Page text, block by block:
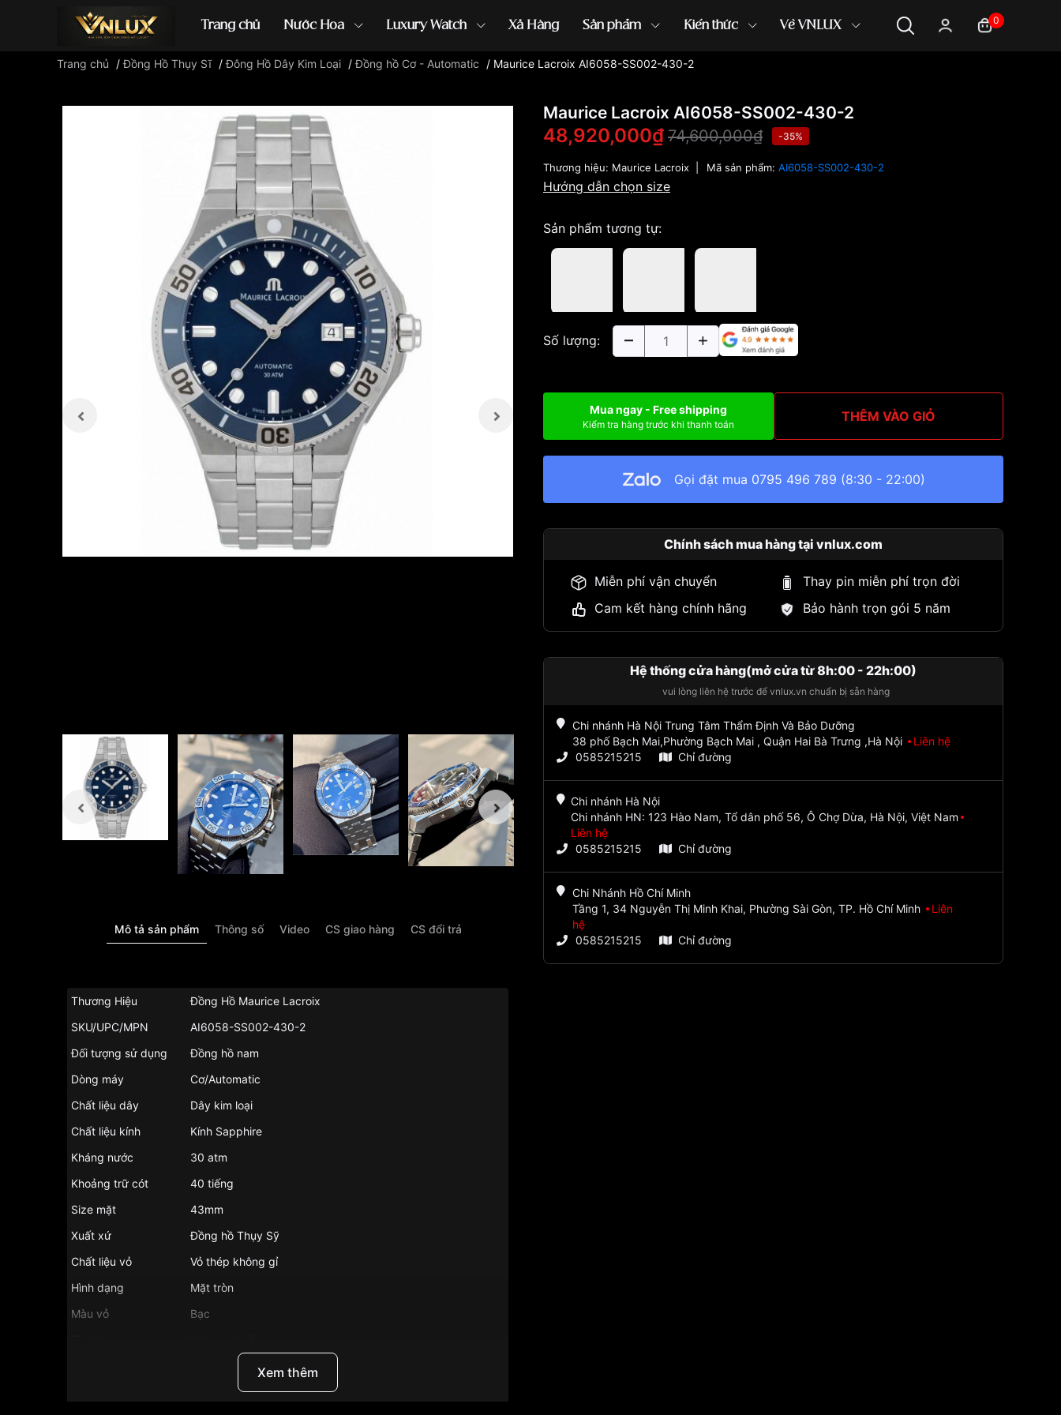
Trang chủ Nước Hoa Luxury Watch Xả Hàng Sản phẩm Kiến thức Về VNLUX 0
Đồng hồ casio đồng hồ G-Shock đồng hồ Orient ...
Trang chủ /Đồng Hồ Thụy Sĩ /Đông Hồ Dây Kim Loại /Đồng hồ Cơ - Automatic / Maurice Lacroix AI6058-SS002-430-2
Mô tả sản phẩm Thông số Video CS giao hàng CS đổi trả
Thương Hiệu
Đồng Hồ Maurice Lacroix
SKU/UPC/MPN
AI6058-SS002-430-2
Đối tượng sử dụng
Đồng hồ nam
Dòng máy
Cơ/Automatic
Chất liệu dây
Dây kim loại
Chất liệu kính
Kính Sapphire
Kháng nước
30 atm
Khoảng trữ cót
40 tiếng
Size mặt
43mm
Xuất xứ
Đồng hồ Thụy Sỹ
Chất liệu vỏ
Vỏ thép không gỉ
Hình dạng
Mặt tròn
Màu vỏ
Bạc
Dạ quang, Lịch ngày
Xem thêm
Maurice Lacroix AI6058-SS002-430-2
48,920,000₫ 74,600,000₫ -35%
Thương hiệu: Maurice Lacroix Mã sản phẩm: AI6058-SS002-430-2
Hướng dẫn chọn size
Sản phẩm tương tự:
Số lượng:
Mua ngay - Free shipping
Kiểm tra hàng trước khi thanh toán THÊM VÀO GIỎ
Gọi đặt mua 0795 496 789 (8:30 - 22:00)
Chính sách mua hàng tại vnlux.com
Miễn phí vận chuyển
Thay pin miễn phí trọn đời
Cam kết hàng chính hãng
Bảo hành trọn gói 5 năm
Hệ thống cửa hàng(mở cửa từ 8h:00 - 22h:00)
vui lòng liên hệ trước để vnlux.vn chuẩn bị sẵn hàng
Chi nhánh Hà Nội Trung Tâm Thẩm Định Và Bảo Dưỡng
38 phố Bạch Mai,Phường Bạch Mai , Quận Hai Bà Trưng ,Hà Nội
Liên hệ
0585215215
Chỉ đường
Chi nhánh Hà Nội
Chi nhánh HN: 123 Hào Nam, Tổ dân phố 56, Ô Chợ Dừa, Hà Nội, Việt Nam
Liên hệ
0585215215
Chỉ đường
Chi Nhánh Hồ Chí Minh
Tầng 1, 34 Nguyễn Thị Minh Khai, Phường Sài Gòn, TP. Hồ Chí Minh
Liên
hệ
0585215215
Chỉ đường